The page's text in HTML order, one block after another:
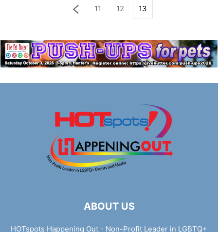
11 12 13
ABOUT US
HOTspots Happening Out - Non-Profit Leader in LGBTQ+